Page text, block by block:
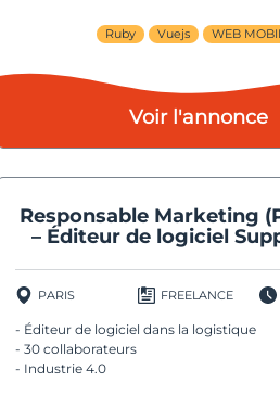
Ruby Vuejs WEB
Voir l'annonce
Responsable Marketing
– Éditeur de logiciel
PARIS FREELANCE
- Éditeur de logiciel dans la logistique
- 30 collaborateurs
- Industrie 4.0